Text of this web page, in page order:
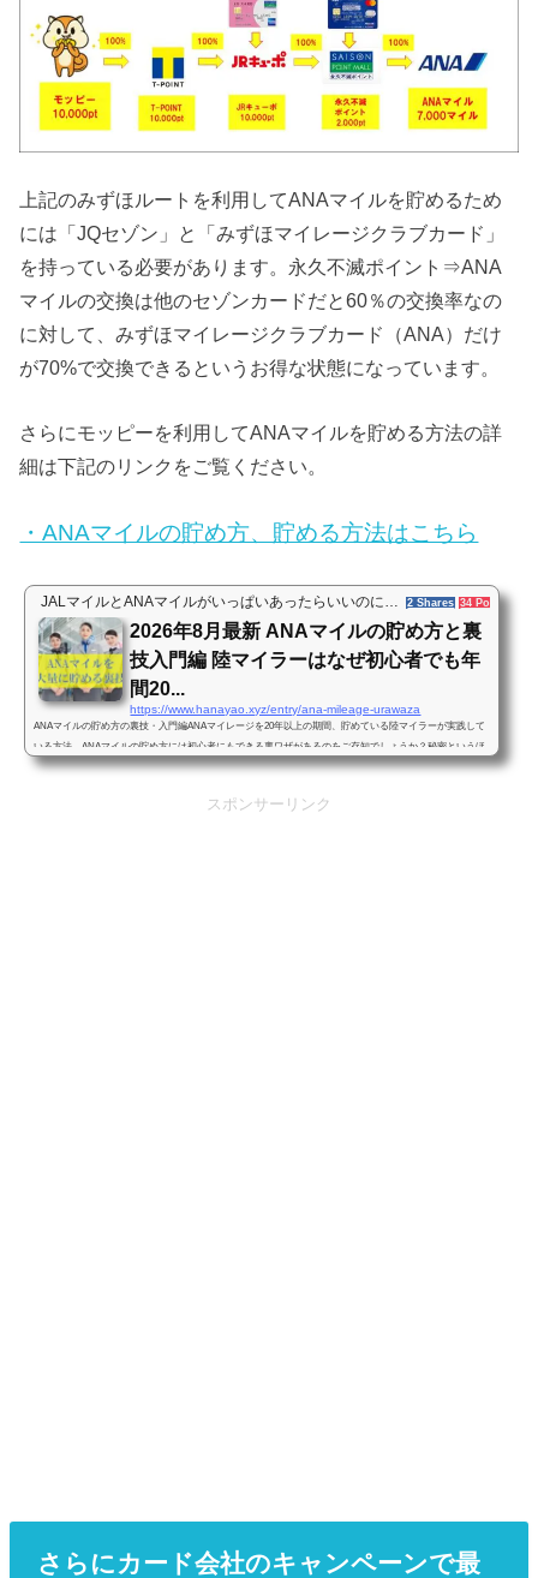
上記のみずほルートを利用してANAマイルを貯めるため
には「JQセゾン」と「みずほマイレージクラブカード」
を持っている必要があります。永久不滅ポイント⇒ANA
マイルの交換は他のセゾンカードだと60％の交換率なの
に対して、みずほマイレージクラブカード（ANA）だけ
が70%で交換できるというお得な状態になっています。
さらにモッピーを利用してANAマイルを貯める方法の詳
細は下記のリンクをご覧ください。
・ANAマイルの貯め方、貯める方法はこちら
JALマイルとANAマイルがいっぱいあったらいいのに… 2 Shares 34 Pockets
2026年8月最新 ANAマイルの貯め方と裏
技入門編 陸マイラーはなぜ初心者でも年
間20...
https://www.hanayao.xyz/entry/ana-mileage-urawaza
ANAマイルの貯め方の裏技・入門編ANAマイレージを20年以上の期間、貯めている陸マイラーが実践して
いる方法、ANAマイルの貯め方には初心者にもできる裏ワザがあるのをご存知でしょうか？秘密というほ
どではないのですが、一般の人にはあまり知られていない、効率的にANAマイルを貯める方法があるんで
臭いな…」けれども実際にこの裏ワザを使うようになってからは、初心者の私でも1年間に20万マイル以
スポンサーリンク
さらにカード会社のキャンペーンで最